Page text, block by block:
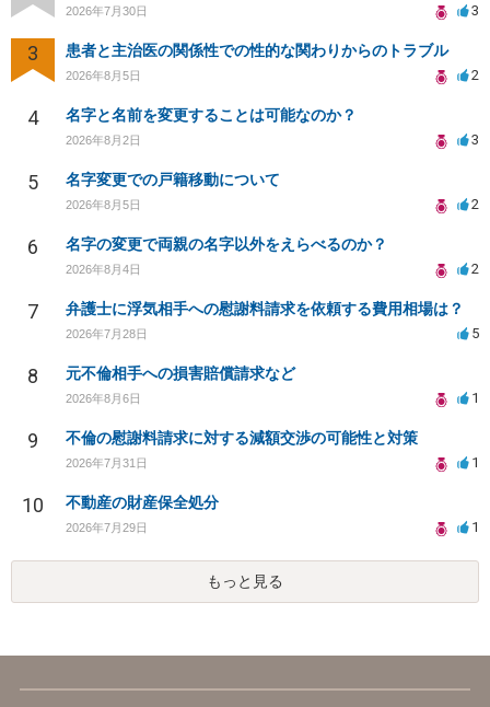
2026年7月30日 3
3 患者と主治医の関係性での性的な関わりからのトラブル
2026年8月5日 2
4 名字と名前を変更することは可能なのか？
2026年8月2日 3
5 名字変更での戸籍移動について
2026年8月5日 2
6 名字の変更で両親の名字以外をえらべるのか？
2026年8月4日 2
7 弁護士に浮気相手への慰謝料請求を依頼する費用相場は？
2026年7月28日 5
8 元不倫相手への損害賠償請求など
2026年8月6日 1
9 不倫の慰謝料請求に対する減額交渉の可能性と対策
2026年7月31日 1
10 不動産の財産保全処分
2026年7月29日 1
もっと見る